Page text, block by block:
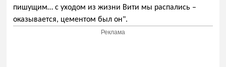
пишущим… с уходом из жизни Вити мы распались –
оказывается, цементом был он".
Реклама